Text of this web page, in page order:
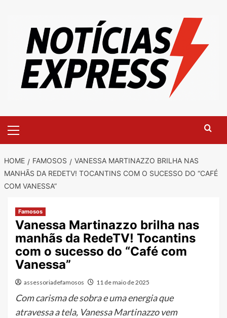
Menu
HOME FAMOSOS
VANESSA MARTINAZZO BRILHA NAS
MANHÃS DA REDETV! TOCANTINS COM O SUCESSO DO “CAFÉ
COM VANESSA”
Famosos
Vanessa Martinazzo brilha nas
manhãs da RedeTV! Tocantins
com o sucesso do “Café com
Vanessa”
assessoriadefamosos 11 de maio de 2025
Com carisma de sobra e uma energia que
atravessa a tela, Vanessa Martinazzo vem